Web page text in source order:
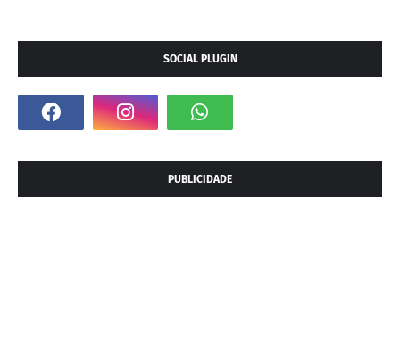
SOCIAL PLUGIN
PUBLICIDADE